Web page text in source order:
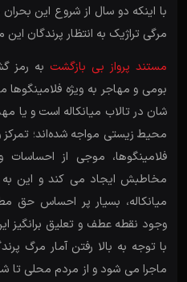
با اینکه دو سال از شروع این
مرگی تراژیک به انتظار پرندگان
مستند پرواز بی بازگشت به رمز
بومی و مهاجر به ویژه فلامینگوها
شان در تالاب میانکاله است و یا
محیط زیستی مواجه شده‌اند؛ تمرکز
فلامینگوها، موجی از
مخاطبش ایجاد می کند و این به
میانکاله، بسیار پر احساس حق
وجود نقطه عطف و تعلیق برانگیز
با توجه به بالا رفتن آمار مرگ
ماجرا می شود و از مردم محلی تا